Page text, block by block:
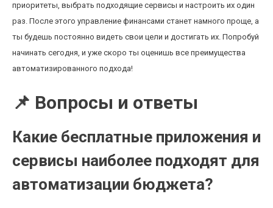
приоритеты, выбрать подходящие сервисы и настроить их один
раз. После этого управление финансами станет намного проще, а
ты будешь постоянно видеть свои цели и достигать их. Попробуй
начинать сегодня, и уже скоро ты оценишь все преимущества
автоматизированного подхода!
📌 Вопросы и ответы
Какие бесплатные приложения и
сервисы наиболее подходят для
автоматизации бюджета?